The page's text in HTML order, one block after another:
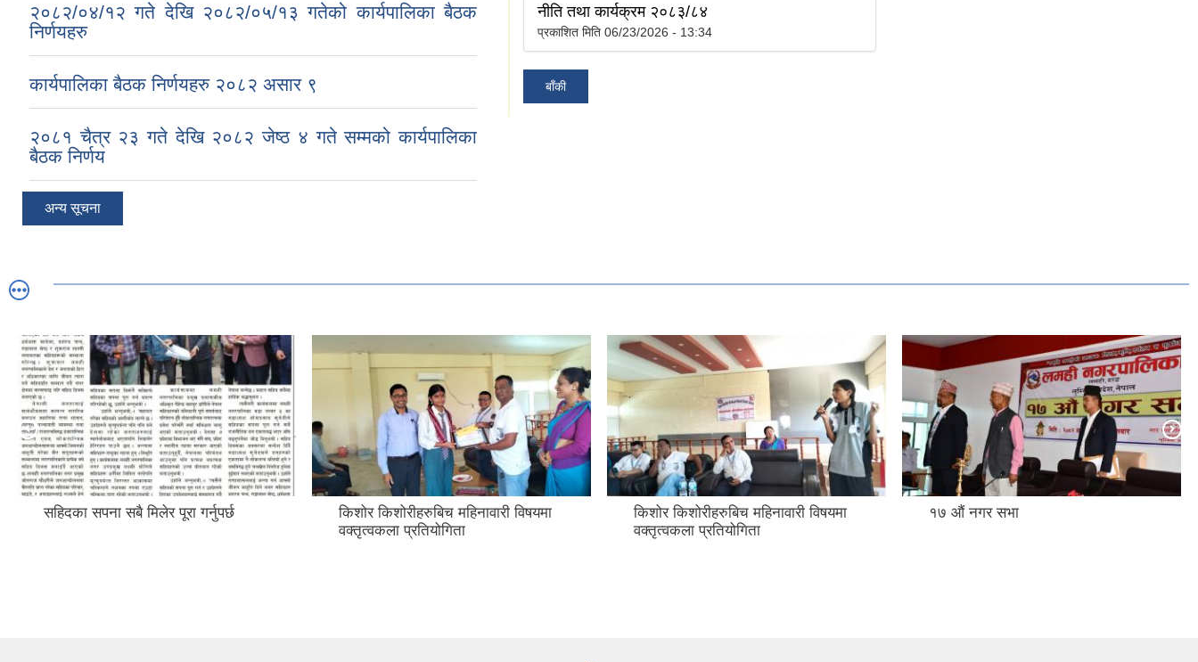
२०८२/०४/१२ गते देखि २०८२/०५/१३ गतेको कार्यपालिका बैठक
निर्णयहरु
कार्यपालिका बैठक निर्णयहरु २०८२ असार ९
२०८१ चैत्र २३ गते देखि २०८२ जेष्ठ ४ गते सम्मको कार्यपालिका
बैठक निर्णय
अन्य सूचना
नीति तथा कार्यक्रम २०८३/८४
प्रकाशित मिति 06/23/2026 - 13:34
बाँकी
सहिदका सपना सबै मिलेर पूरा गर्नुपर्छ
किशोर किशोरीहरुबिच महिनावारी विषयमा
वक्तृत्वकला प्रतियोगिता
किशोर किशोरीहरुबिच महिनावारी विषयमा
वक्तृत्वकला प्रतियोगिता
१७ औं नगर सभा